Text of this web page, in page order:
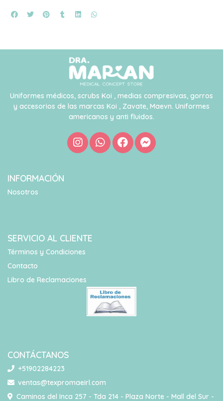
Uniformes médicos, scrubs Koi , medias compresivas, gorros
y accesorios de las marcas Koi , Zavate, Maevn. Uniformes
americanos y anti fluidos.
INFORMACIÓN
Nosotros
SERVICIO AL CLIENTE
Términos y Condiciones
Contacto
Libro de Reclamaciones
CONTÁCTANOS
+51902284223
ventas@texpromaeirl.com
Caminos del Inca 257 - Tda 214 - Plaza Norte - Mall del Sur -